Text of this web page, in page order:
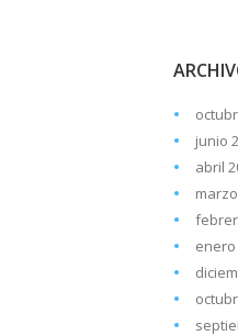
junio
abril
enero